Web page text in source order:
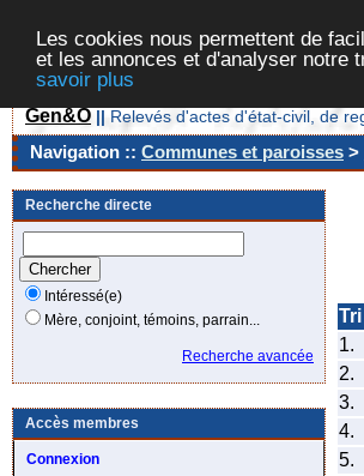
Les cookies nous permettent de
et les annonces et d'analyser notre
savoir plus
Gen&O || Relevés d'actes d'état-civil, de
Navigation :: Communes et paroisses >
Recherche directe
Intéressé(e)
Mère, conjoint, témoins, parrain...
Recherche avancée
Accès membres
Connexion
Tri
1.
2.
3.
4.
5.